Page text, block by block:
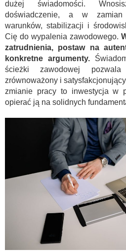
dużej świadomości.
doświadczenie, a w zamian
warunków, stabilizacji i
Cię do wypalenia zawodowego.
zatrudnienia, postaw na
konkretne argumenty.
ścieżki zawodowej
zrównoważony i
zmianie pracy to inwestycja w
opierać ją na solidnych